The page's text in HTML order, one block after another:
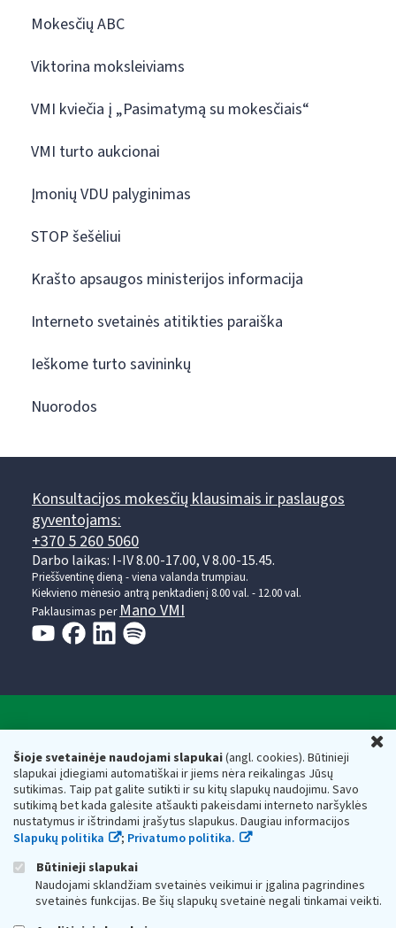
Šioje svetainėje naudojami slapukai(angl. cookies). Būtinieji
slapukai įdiegiami automatiškai ir jiems nėra reikalingas Jūsų
sutikimas. Taip pat galite sutikti ir su kitų slapukų naudojimu. Savo
sutikimą bet kada galėsite atšaukti pakeisdami interneto naršyklės
nustatymus ir ištrindami įrašytus slapukus. Daugiau informacijos
Slapukų politika
; Privatumo politika.
Būtinieji slapukai
Naudojami sklandžiam svetainės veikimui ir įgalina pagrindines
svetainės funkcijas. Be šių slapukų svetainė negali tinkamai veikti.
Mokesčių ABC
Viktorina moksleiviams
VMI kviečia į „Pasimatymą su mokesčiais“
VMI turto aukcionai
Įmonių VDU palyginimas
STOP šešėliui
Krašto apsaugos ministerijos informacija
Interneto svetainės atitikties paraiška
Ieškome turto savininkų
Nuorodos
Konsultacijos mokesčių klausimais ir paslaugos
gyventojams:
+370 5 260 5060
Darbo laikas: I-IV 8.00-17.00, V 8.00-15.45.
Prieššventinę dieną - viena valanda trumpiau.
Kiekvieno mėnesio antrą penktadienį 8.00 val. - 12.00 val.
Paklausimas per Mano VMI
Respublikos finansų ministerijos
Biudžetinė įstaiga. Juridinio asmens kodas — 188659752,
adresas: Vasario 16-osios g. 14, 01107 Vilnius, Lietuva, el.paštas:
vmi@vmi.lt, E. pristatymo dėžutės adresas 188659752
Duomenys apie Valstybinę mokesčių inspekciją prie Lietuvos
Respublikos finansų ministerijos kaupiami ir saugomi Juridinių